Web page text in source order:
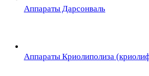
Аппараты Дарсонваль
Аппараты Криолиполиза